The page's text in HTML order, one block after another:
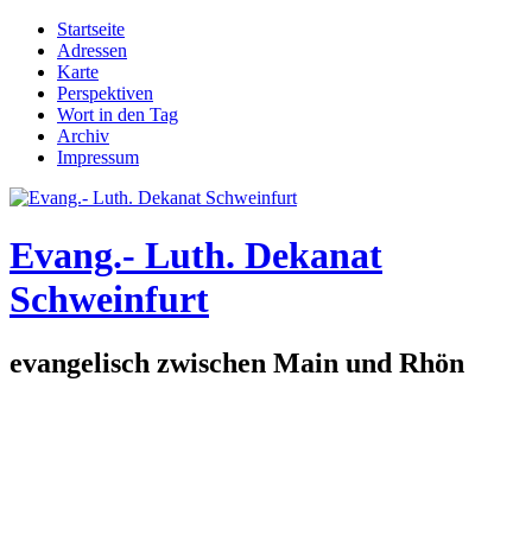
Direkt zum Inhalt
Hauptmenü
Startseite
Adressen
Karte
Perspektiven
Wort in den Tag
Archiv
Impressum
Evang.- Luth. Dekanat
Schweinfurt
evangelisch zwischen Main und Rhön